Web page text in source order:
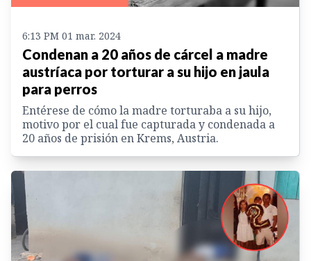
6:13 PM 01 mar. 2024
Condenan a 20 años de cárcel a madre
austríaca por torturar a su hijo en jaula
para perros
Entérese de cómo la madre torturaba a su hijo,
motivo por el cual fue capturada y condenada a
20 años de prisión en Krems, Austria.